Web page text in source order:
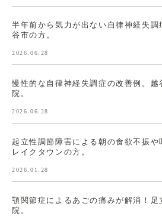
半年前から気力が出ない自律神経失調
谷市の方。
2026.06.28
慢性的な自律神経失調症の改善例。越
院。
2026.06.28
起立性調節障害による朝の食欲不振や
レイクタウンの方。
2026.01.28
顎関節症によるあごの痛みが解消！足
院。